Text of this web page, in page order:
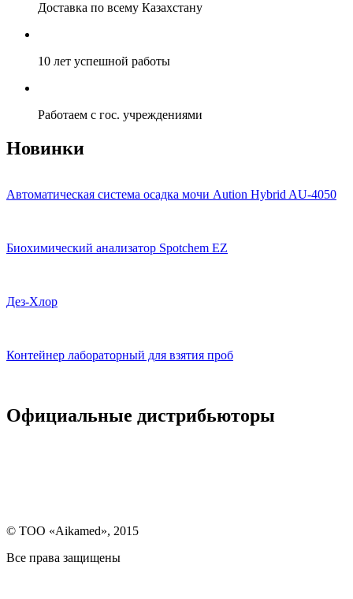
Доставка по всему Казахстану
10 лет успешной работы
Работаем с гос. учреждениями
Новинки
Автоматическая система осадка мочи Aution Hybrid AU-4050
Биохимический анализатор Spotchem EZ
Дез-Хлор
Контейнер лабораторный для взятия проб
Официальные дистрибьюторы
© ТОО «Aikamed», 2015
Все права защищены